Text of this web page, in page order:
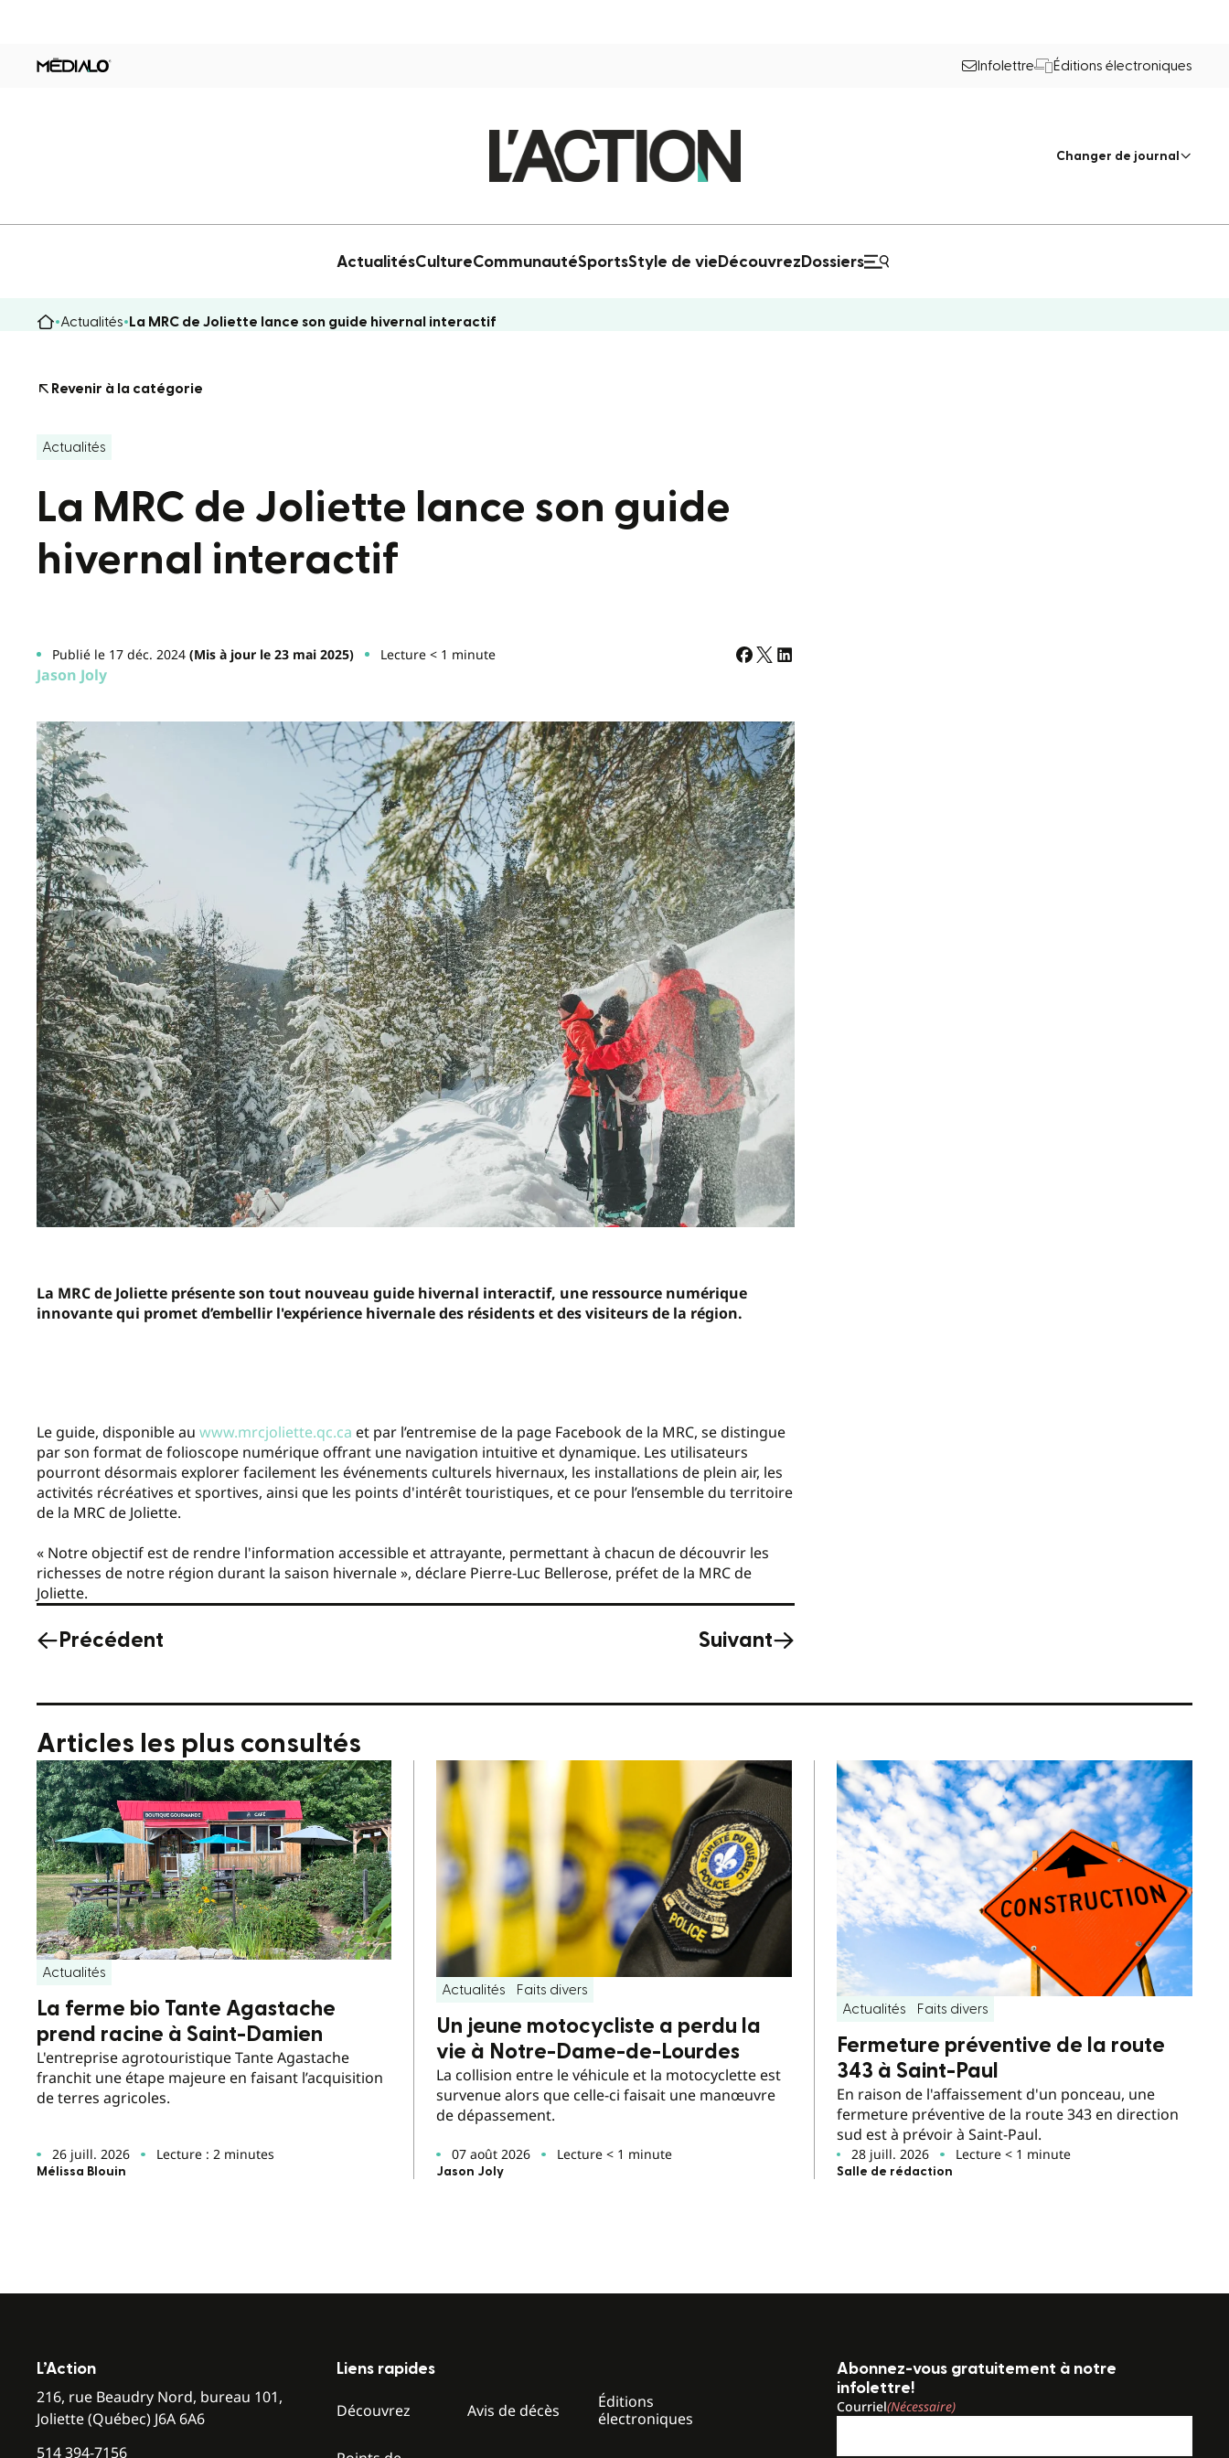
Infolettre Éditions électroniques
Changer de journal
ActualitésCultureCommunautéSportsStyle de vie Découvrez Dossiers
Actualités La MRC de Joliette lance son guide hivernal interactif
Revenir à la catégorie
Actualités
La MRC de Joliette lance son guide
hivernal interactif
Publié le 17 déc. 2024(Mis à jour le 23 mai 2025) Lecture < 1 minute
Jason Joly
La MRC de Joliette présente son tout nouveau guide hivernal interactif, une ressource numérique
innovante qui promet d’embellir l'expérience hivernale des résidents et des visiteurs de la région.
Le guide, disponible au www.mrcjoliette.qc.ca et par l’entremise de la page Facebook de la MRC, se distingue
par son format de folioscope numérique offrant une navigation intuitive et dynamique. Les utilisateurs
pourront désormais explorer facilement les événements culturels hivernaux, les installations de plein air, les
activités récréatives et sportives, ainsi que les points d'intérêt touristiques, et ce pour l’ensemble du territoire
de la MRC de Joliette.
« Notre objectif est de rendre l'information accessible et attrayante, permettant à chacun de découvrir les
richesses de notre région durant la saison hivernale », déclare Pierre-Luc Bellerose, préfet de la MRC de
Joliette.
Précédent Suivant
Articles les plus consultés
Actualités
La ferme bio Tante Agastache
prend racine à Saint-Damien
L'entreprise agrotouristique Tante Agastache
franchit une étape majeure en faisant l’acquisition
de terres agricoles.
26 juill. 2026 Lecture : 2 minutes
Mélissa Blouin
Actualités Faits divers
Un jeune motocycliste a perdu la
vie à Notre-Dame-de-Lourdes
La collision entre le véhicule et la motocyclette est
survenue alors que celle-ci faisait une manœuvre
de dépassement.
07 août 2026 Lecture < 1 minute
Jason Joly
Actualités Faits divers
Fermeture préventive de la route
343 à Saint-Paul
En raison de l'affaissement d'un ponceau, une
fermeture préventive de la route 343 en direction
sud est à prévoir à Saint-Paul.
28 juill. 2026 Lecture < 1 minute
Salle de rédaction
L’Action
216, rue Beaudry Nord, bureau 101,
Joliette (Québec) J6A 6A6
514 394-7156
Liens rapides
Découvrez Avis de décès
Éditions
électroniques
Abonnez-vous gratuitement à notre
infolettre!
Courriel(Nécessaire)